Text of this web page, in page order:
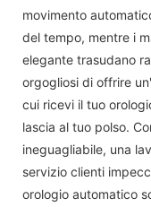
movimento
del tempo, mentre i
elegante trasudano
orgogliosi di offrire
cui ricevi il tuo
lascia al tuo polso.
ineguagliabile, una
servizio clienti
orologio automatico